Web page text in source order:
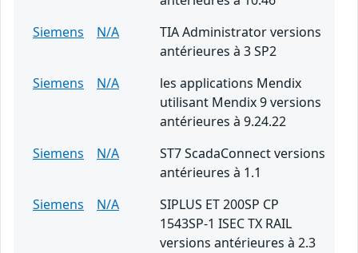
Siemens
N/A
TIA Administrator versions
antérieures à 3 SP2
Siemens
N/A
les applications Mendix
utilisant Mendix 9 versions
antérieures à 9.24.22
Siemens
N/A
ST7 ScadaConnect versions
antérieures à 1.1
Siemens
N/A
SIPLUS ET 200SP CP
1543SP-1 ISEC TX RAIL
versions antérieures à 2.3